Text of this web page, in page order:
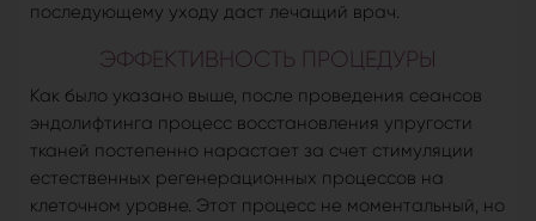
последующему уходу даст лечащий врач.
ЭФФЕКТИВНОСТЬ ПРОЦЕДУРЫ
Как было указано выше, после проведения сеансов
эндолифтинга процесс восстановления упругости
тканей постепенно нарастает за счет стимуляции
естественных регенерационных процессов на
клеточном уровне. Этот процесс не моментальный, но